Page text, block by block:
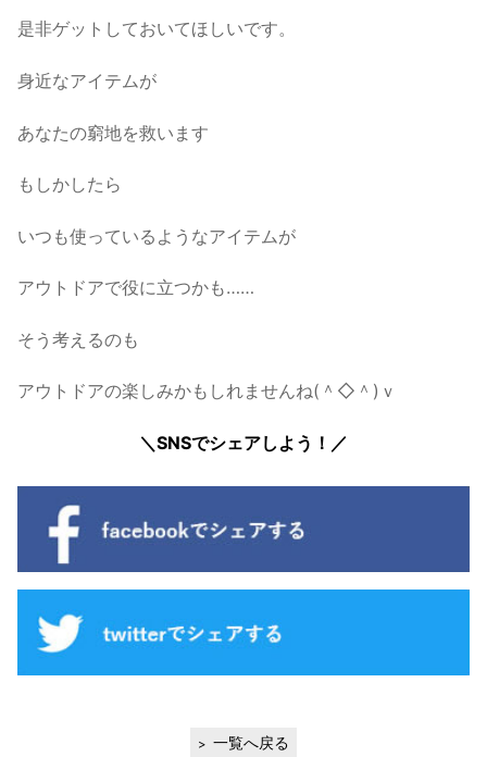
是非ゲットしておいてほしいです。
身近なアイテムが
あなたの窮地を救います
もしかしたら
いつも使っているようなアイテムが
アウトドアで役に立つかも……
そう考えるのも
アウトドアの楽しみかもしれませんね(＾◇＾)ｖ
＼SNSでシェアしよう！／
一覧へ戻る